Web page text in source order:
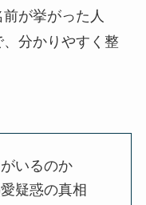
が挙がった人
分かりやすく整
いるのか
疑惑の真相